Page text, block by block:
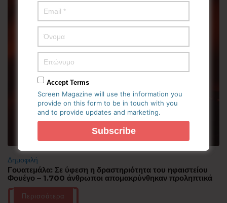
Δημοφιλή
Γουατεμάλα: Σε ύφεση η δραστηριότητα του ηφαιστείου
Φουέγο – 1.700 άνθρωποι απομακρύνθηκαν προληπτικά
Περισσότερα
Accept Terms
Screen Magazine will use the information you
provide on this form to be in touch with you
and to provide updates and marketing.